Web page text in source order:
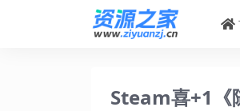
Steam喜+1《